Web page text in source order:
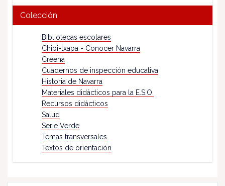
Colección
Bibliotecas escolares
Chipi-txapa - Conocer Navarra
Creena
Cuadernos de inspección educativa
Historia de Navarra
Materiales didácticos para la E.S.O.
Recursos didácticos
Salud
Serie Verde
Temas transversales
Textos de orientación